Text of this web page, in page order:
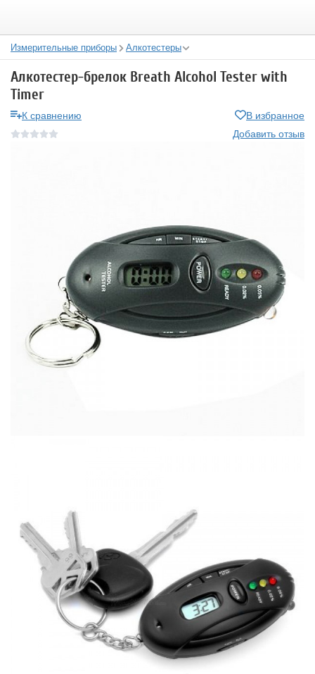
Измерительные приборы Алкотестеры
Алкотестер-брелок Breath Alcohol Tester with
Timer
К сравнению
В избранное
Добавить отзыв